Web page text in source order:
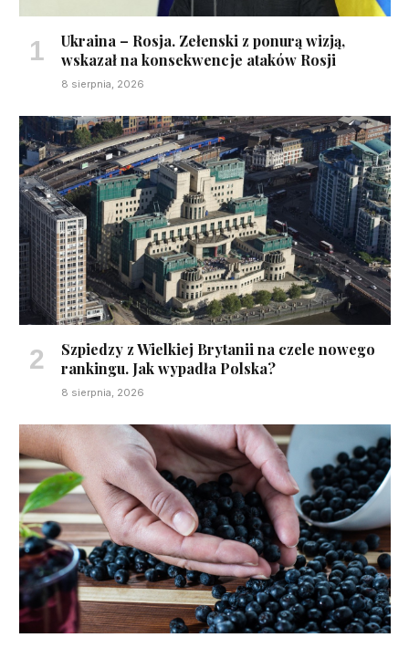
Ukraina – Rosja. Zełenski z ponurą wizją,
wskazał na konsekwencje ataków Rosji
8 sierpnia, 2026
Szpiedzy z Wielkiej Brytanii na czele nowego
rankingu. Jak wypadła Polska?
8 sierpnia, 2026